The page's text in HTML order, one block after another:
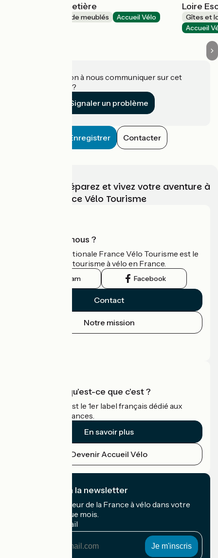
Gîte de la Guichetière
Gîtes et locations de meublés Accueil Vélo
Loire
Gîtes et
Accueil
Une information à nous communiquer sur cet
établissement ?
Signaler un problème
Enregistrer Contacter
Choisissez, préparez et vivez votre aventure à
vélo avec France Vélo Tourisme
Qui sommes-nous ?
L'association nationale France Vélo Tourisme est le
guide officiel du tourisme à vélo en France.
Instagram Facebook
Contact
Notre mission
Accueil Vélo qu'est-ce que c'est ?
Accueil Vélo c'est le 1er label français dédié aux
cyclistes en vacances.
En savoir plus
Devenir Accueil Vélo
Je m'abonne à la newsletter
Recevez le meilleur de la France à vélo dans votre
boîte mail chaque mois.
Mon adresse mail